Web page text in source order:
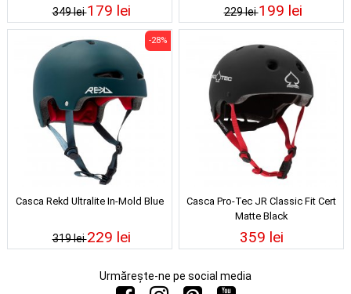
349 lei179 lei 229 lei199 lei
Casca Rekd Ultralite In-Mold Blue
319 lei
-28%
229 lei
Casca Pro-Tec JR Classic Fit Cert
Matte Black
359 lei
Urmărește-ne pe social media